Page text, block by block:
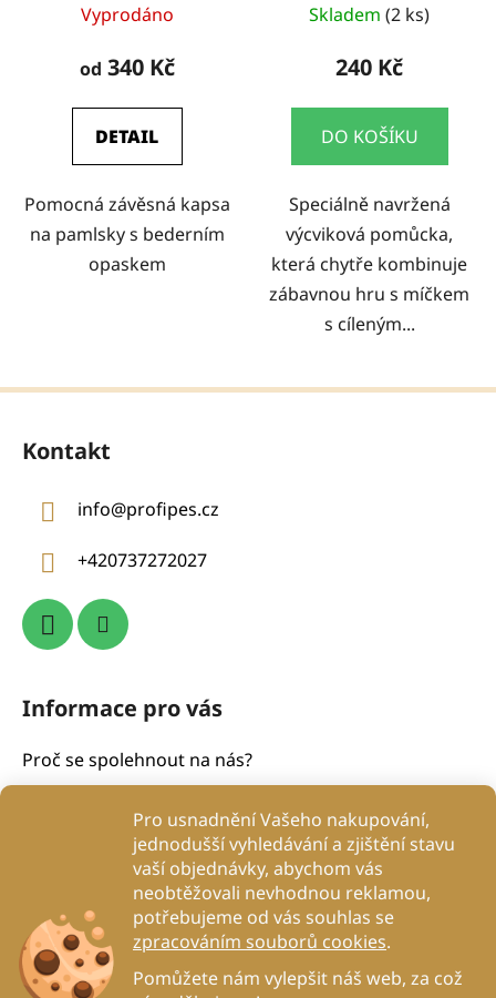
Pro usnadnění Vašeho nakupování,
jednodušší vyhledávání a zjištění stavu
vaší objednávky, abychom vás
neobtěžovali nevhodnou reklamou,
potřebujeme od vás souhlas se
zpracováním souborů cookies.
Pomůžete nám vylepšit náš web, za což
Vyprodáno
od 340 Kč
DETAIL
Pomocná závěsná kapsa
na pamlsky s bederním
opaskem
Skladem (2 ks)
240 Kč
DO KOŠÍKU
Speciálně navržená
výcviková pomůcka,
která chytře kombinuje
zábavnou hru s míčkem
s cíleným...
Z
Kontakt
info@profipes.cz
+420737272027
Informace pro vás
Proč se spolehnout na nás?
Obchodní podmínky
Podmínky ochrany osobních údajů
Proč to děláme?
Blog
DogRehab